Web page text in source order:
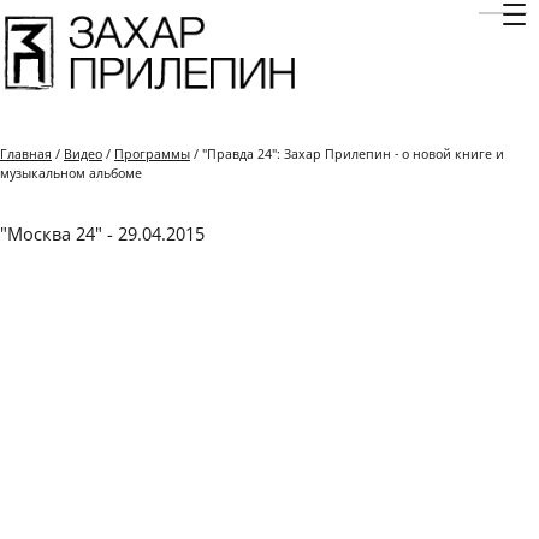
Главная / Видео / Программы / "Правда 24": Захар Прилепин - о новой книге и
музыкальном альбоме
"Москва 24" - 29.04.2015